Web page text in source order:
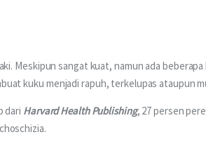
Meskipun sangat kuat, namun ada
kuku menjadi rapuh, terkelupas ataupun
dari Harvard Health Publishing, 27 persen